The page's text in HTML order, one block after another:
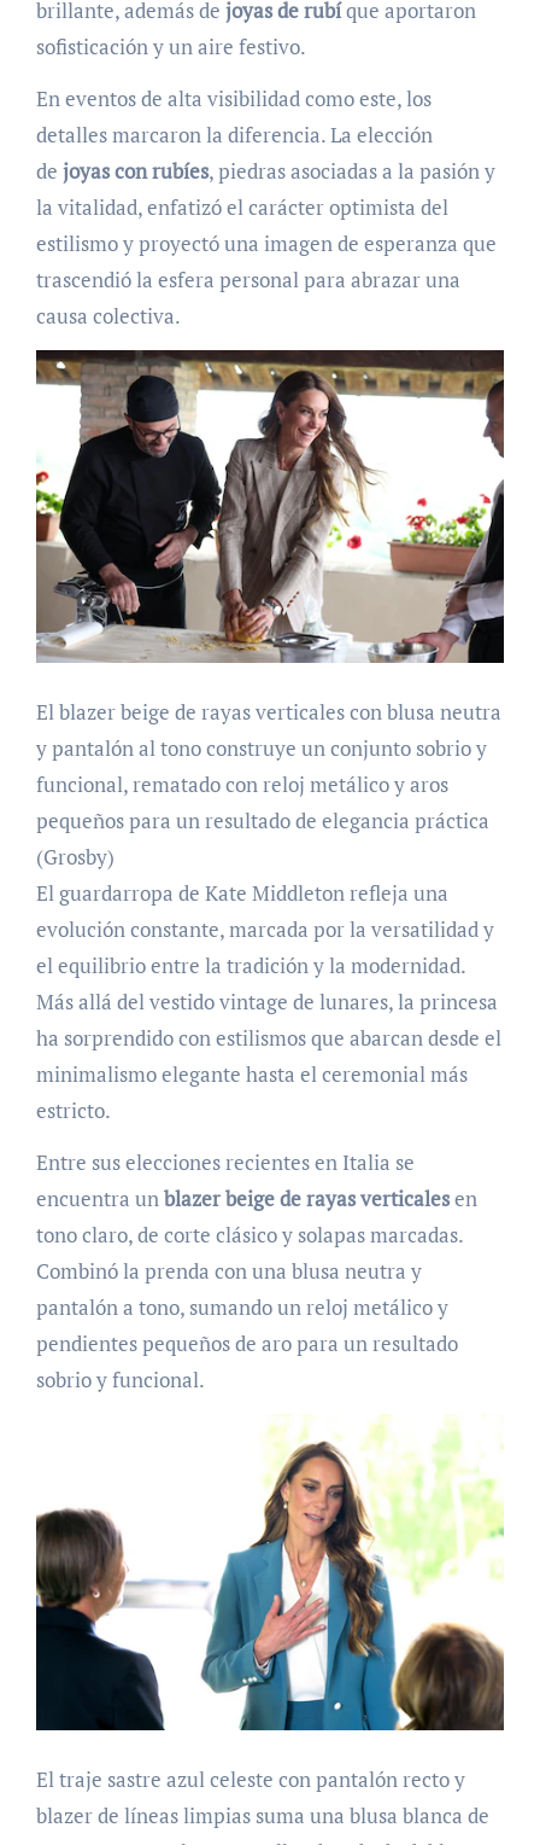
brillante, además de joyas de rubíque aportaron
sofisticación y un aire festivo.
En eventos de alta visibilidad como este, los
detalles marcaron la diferencia. La elección
de joyas con rubíes, piedras asociadas a la pasión y
la vitalidad, enfatizó el carácter optimista del
estilismo y proyectó una imagen de esperanza que
trascendió la esfera personal para abrazar una
causa colectiva.
El blazer beige de rayas verticales con blusa neutra
y pantalón al tono construye un conjunto sobrio y
funcional, rematado con reloj metálico y aros
pequeños para un resultado de elegancia práctica
(Grosby)
El guardarropa de Kate Middleton refleja una
evolución constante, marcada por la versatilidad y
el equilibrio entre la tradición y la modernidad.
Más allá del vestido vintage de lunares, la princesa
ha sorprendido con estilismos que abarcan desde el
minimalismo elegante hasta el ceremonial más
estricto.
Entre sus elecciones recientes en Italia se
encuentra unblazer beige de rayas verticalesen
tono claro, de corte clásico y solapas marcadas.
Combinó la prenda con una blusa neutra y
pantalón a tono, sumando un reloj metálico y
pendientes pequeños de aro para un resultado
sobrio y funcional.
El traje sastre azul celeste con pantalón recto y
blazer de líneas limpias suma una blusa blanca de